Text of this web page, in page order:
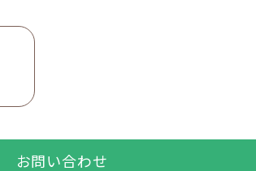
お問い合わせ